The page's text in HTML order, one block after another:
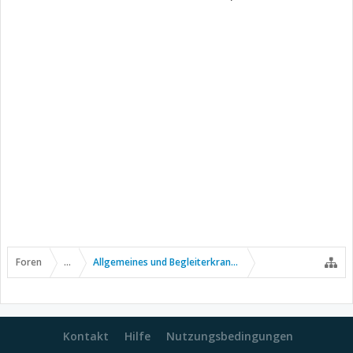
Foren ... Allgemeines und Begleiterkrankungen
Kontakt Hilfe Nutzungsbedingungen